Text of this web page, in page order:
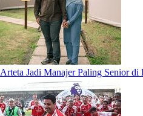
Arteta Jadi Manajer Paling Senior di